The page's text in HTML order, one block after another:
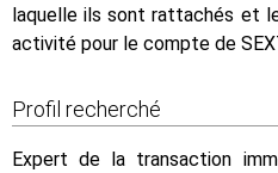
laquelle ils sont rattachés et
activité pour le compte de
Profil recherché
Expert de la transaction